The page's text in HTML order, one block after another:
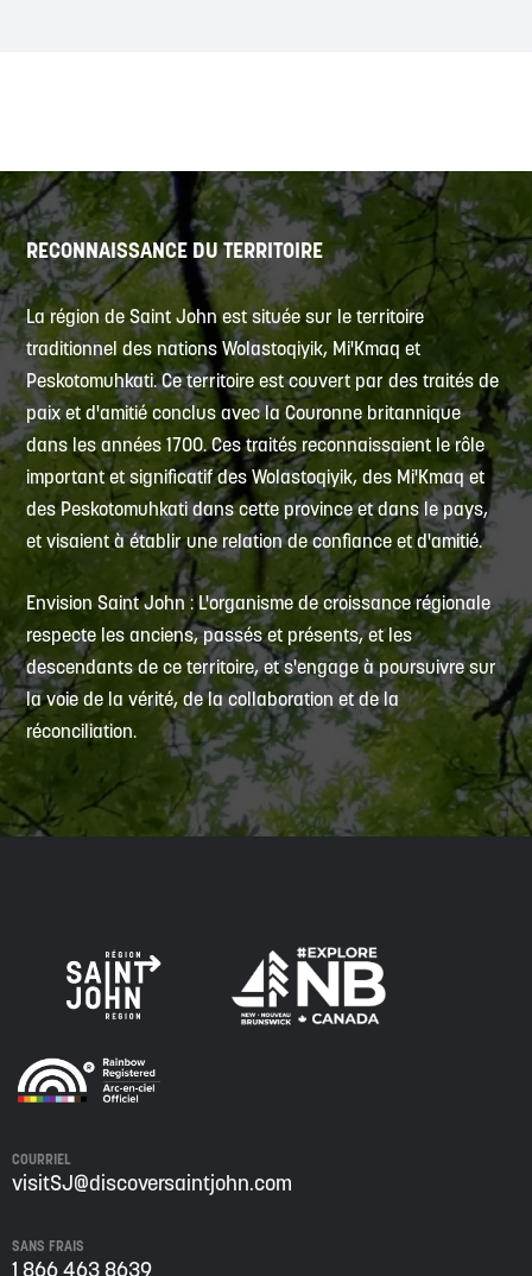
RECONNAISSANCE DU TERRITOIRE
La région de Saint John est située sur le territoire
traditionnel des nations Wolastoqiyik, Mi'Kmaq et
Peskotomuhkati. Ce territoire est couvert par des traités de
paix et d'amitié conclus avec la Couronne britannique
dans les années 1700. Ces traités reconnaissaient le rôle
important et significatif des Wolastoqiyik, des Mi'Kmaq et
des Peskotomuhkati dans cette province et dans le pays,
et visaient à établir une relation de confiance et d'amitié.
Envision Saint John : L'organisme de croissance régionale
respecte les anciens, passés et présents, et les
descendants de ce territoire, et s'engage à poursuivre sur
la voie de la vérité, de la collaboration et de la
réconciliation.
COURRIEL
visitSJ@discoversaintjohn.com
SANS FRAIS
1 866 463 8639